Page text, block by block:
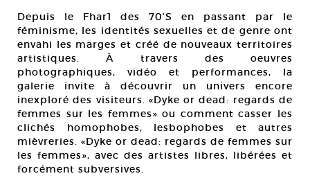
Depuis le Fhar1 des 70’S en passant par le
féminisme, les identités sexuelles et de genre ont
envahi les marges et créé de nouveaux territoires
artistiques. À travers des oeuvres
photographiques, vidéo et performances, la
galerie invite à découvrir un univers encore
inexploré des visiteurs. «Dyke or dead: regards de
femmes sur les femmes» ou comment casser les
clichés homophobes, lesbophobes et autres
mièvreries. «Dyke or dead: regards de femmes sur
les femmes», avec des artistes libres, libérées et
forcément subversives.